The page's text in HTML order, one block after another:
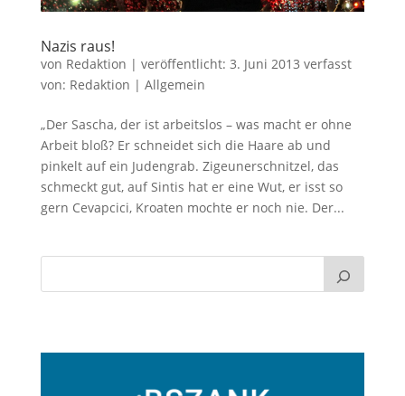
Nazis raus!
von Redaktion | veröffentlicht: 3. Juni 2013 verfasst
von: Redaktion | Allgemein
„Der Sascha, der ist arbeitslos – was macht er ohne
Arbeit bloß? Er schneidet sich die Haare ab und
pinkelt auf ein Judengrab. Zigeunerschnitzel, das
schmeckt gut, auf Sintis hat er eine Wut, er isst so
gern Cevapcici, Kroaten mochte er noch nie. Der...